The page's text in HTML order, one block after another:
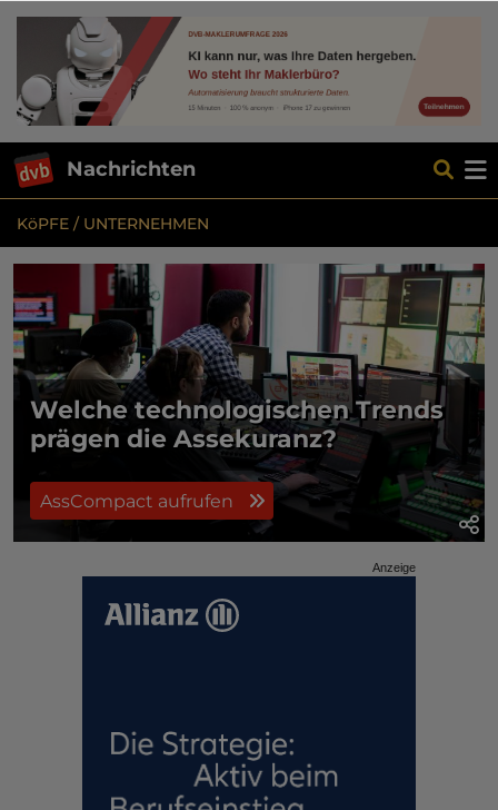
Nachrichten
KöPFE / UNTERNEHMEN
Welche technologischen Trends
prägen die Assekuranz?
AssCompact aufrufen
Anzeige